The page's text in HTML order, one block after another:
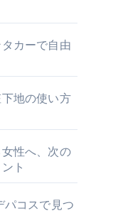
カーで自由
地の使い方
性へ、次の
ト
パコスで見つ